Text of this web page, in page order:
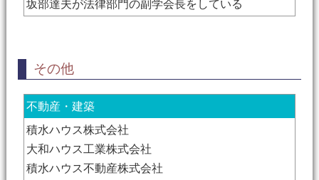
坂部達夫が法律部門の副学会長をしている
その他
不動産・建築
積水ハウス株式会社
大和ハウス工業株式会社
積水ハウス不動産株式会社